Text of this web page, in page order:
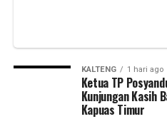
KALTENG 1 hari ago
Ketua TP
Kunjungan Kasih
Kapuas Timur